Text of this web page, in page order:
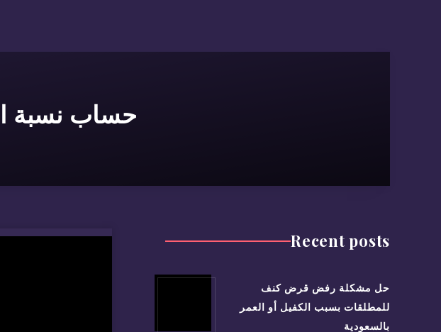
حساب نسبة
Recent posts
حل مشكلة رفض قرض كنف
للمطلقات بسبب الكفيل أو العمر
بالسعودية